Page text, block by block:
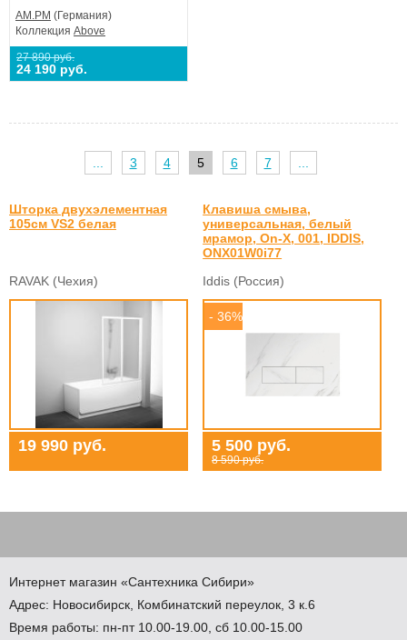
AM.PM (Германия)
Коллекция Above
27 890 руб.
24 190 руб.
3 4 5 6 7
Шторка двухэлементная
105см VS2 белая
RAVAK (Чехия)
19 990 руб.
Клавиша смыва,
универсальная, белый
мрамор, On-X, 001, IDDIS,
ONX01W0i77
Iddis (Россия)
- 36%
5 500 руб.
8 590 руб.
Интернет магазин «Сантехника Сибири»
Адрес: Новосибирск Комбинатский переулок, 3 к.6
Время работы: пн-пт 10.00-19.00, сб 10.00-15.00